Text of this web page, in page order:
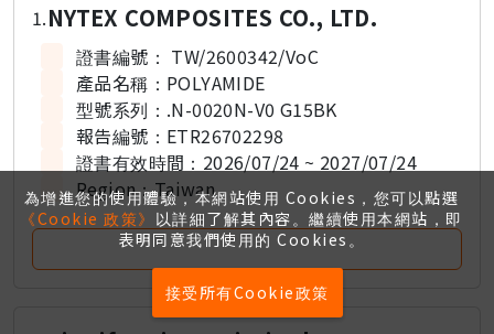
1.NYTEX COMPOSITES CO., LTD.
證書編號： TW/2600342/VoC
產品名稱： POLYAMIDE
型號系列： .N-0020N-V0 G15BK
報告編號： ETR26702298
證書有效時間： 2026/07/24 ~ 2027/07/24
Region：Taiwan
為增進您的使用體驗，本網站使用 Cookies，您可以點選
《Cookie 政策》 以詳細了解其內容。繼續使用本網站，即
表明同意我們使用的 Cookies。
接受所有Cookie政策